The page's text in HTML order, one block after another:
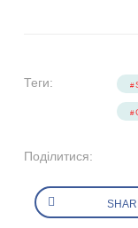
Теги:
Поділитися: